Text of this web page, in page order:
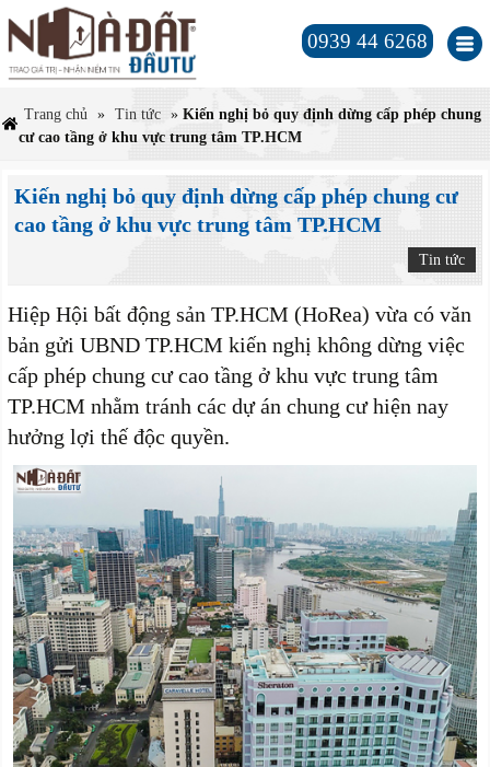
0939 44 6268
Trang chủ » Tin tức »Kiến nghị bỏ quy định dừng cấp phép chung
cư cao tầng ở khu vực trung tâm TP.HCM
Kiến nghị bỏ quy định dừng cấp phép chung cư
cao tầng ở khu vực trung tâm TP.HCM
Tin tức
Hiệp Hội bất động sản TP.HCM (HoRea) vừa có văn
bản gửi UBND TP.HCM kiến nghị không dừng việc
cấp phép chung cư cao tầng ở khu vực trung tâm
TP.HCM nhằm tránh các dự án chung cư hiện nay
hưởng lợi thế độc quyền.